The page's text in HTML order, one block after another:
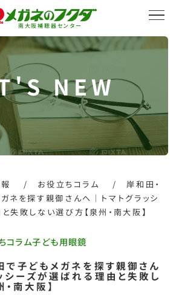
南大阪補聴器センター
紹介
ンラインストア
/ お役立ちコラム / 岸和田・
ネを探す親御さんへ｜トマトグラッシ
失敗しない選び方【泉州・南大阪】
コラム子ども用眼鏡
で子どもメガネを探す親御さん
シーズが選ばれる理由と失敗し
南大阪】